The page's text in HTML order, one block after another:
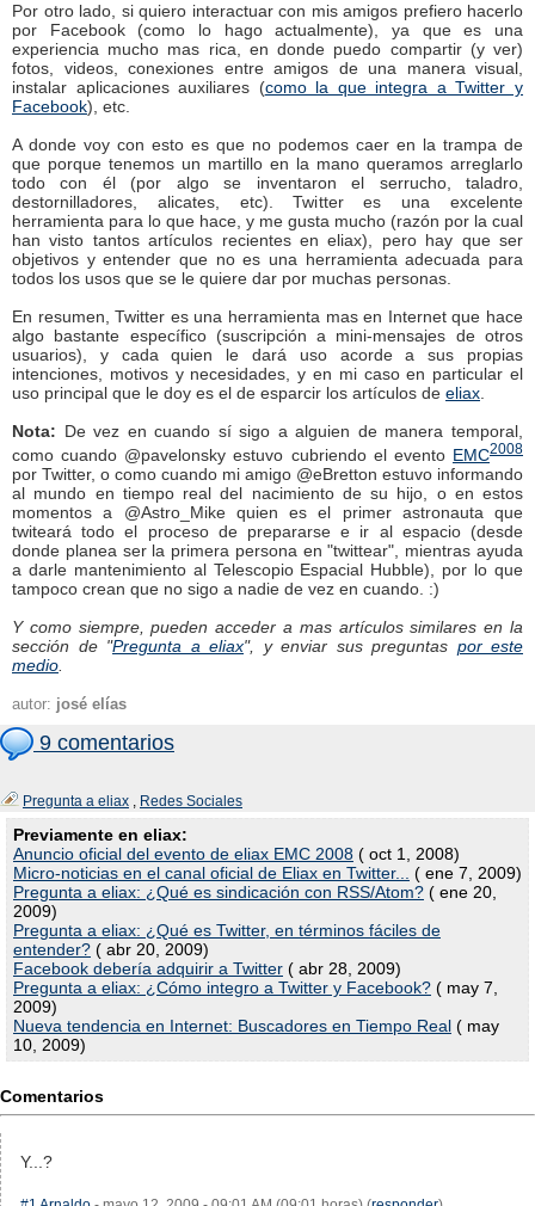
Por otro lado, si quiero interactuar con mis amigos prefiero hacerlo
por Facebook (como lo hago actualmente), ya que es una
experiencia mucho mas rica, en donde puedo compartir (y ver)
fotos, videos, conexiones entre amigos de una manera visual,
instalar aplicaciones auxiliares (como la que integra a Twitter y
Facebook), etc.
A donde voy con esto es que no podemos caer en la trampa de
que porque tenemos un martillo en la mano queramos arreglarlo
todo con él (por algo se inventaron el serrucho, taladro,
destornilladores, alicates, etc). Twitter es una excelente
herramienta para lo que hace, y me gusta mucho (razón por la cual
han visto tantos artículos recientes en eliax), pero hay que ser
objetivos y entender que no es una herramienta adecuada para
todos los usos que se le quiere dar por muchas personas.
En resumen, Twitter es una herramienta mas en Internet que hace
algo bastante específico (suscripción a mini-mensajes de otros
usuarios), y cada quien le dará uso acorde a sus propias
intenciones, motivos y necesidades, y en mi caso en particular el
uso principal que le doy es el de esparcir los artículos de eliax
Nota: De vez en cuando sí sigo a alguien de manera temporal,
como cuando @pavelonsky estuvo cubriendo el evento EMC2008
por Twitter, o como cuando mi amigo @eBretton estuvo informando
al mundo en tiempo real del nacimiento de su hijo, o en estos
momentos a @Astro_Mike quien es el primer astronauta que
twiteará todo el proceso de prepararse e ir al espacio (desde
donde planea ser la primera persona en "twittear", mientras ayuda
a darle mantenimiento al Telescopio Espacial Hubble), por lo que
tampoco crean que no sigo a nadie de vez en cuando. :)
Y como siempre, pueden acceder a mas artículos similares en la
sección de "Pregunta a eliax", y enviar sus preguntas por este
medio
autor: josé elías
9 comentarios
Pregunta a eliax , Redes Sociales
Previamente en eliax:
Anuncio oficial del evento de eliax EMC 2008 ( oct 1, 2008)
Micro-noticias en el canal oficial de Eliax en Twitter...
( ene 7, 2009)
Pregunta a eliax: ¿Qué es sindicación con RSS/Atom? ( ene 20,
2009)
Pregunta a eliax: ¿Qué es Twitter, en términos fáciles de
entender? ( abr 20, 2009)
Facebook debería adquirir a Twitter ( abr 28, 2009)
Pregunta a eliax: ¿Cómo integro a Twitter y Facebook? ( may 7,
2009)
Nueva tendencia en Internet: Buscadores en Tiempo Real ( may
10, 2009)
Comentarios
Y...?